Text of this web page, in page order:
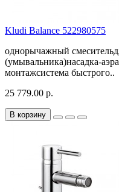
Kludi Balance 522980575
однорычажный
(умывальника)насадка-
монтажсистема быстрого..
25 779.00 р.
В корзину